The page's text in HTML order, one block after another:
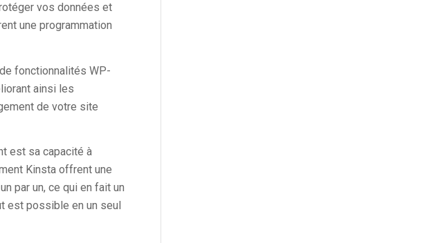
vos données et
une programmation
fonctionnalités WP-
ainsi les
de votre site
est sa capacité à
Kinsta offrent une
par un, ce qui en fait un
est possible en un seul